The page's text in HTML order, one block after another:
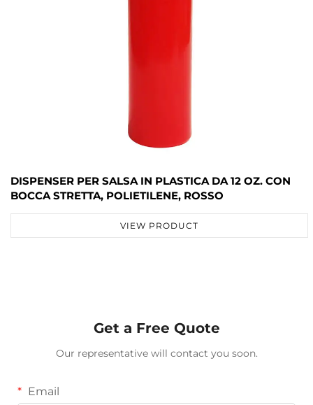
DISPENSER PER SALSA IN PLASTICA DA 12 OZ. CON
BOCCA STRETTA, POLIETILENE, ROSSO
VIEW PRODUCT
Get a Free Quote
Our representative will contact you soon.
Email